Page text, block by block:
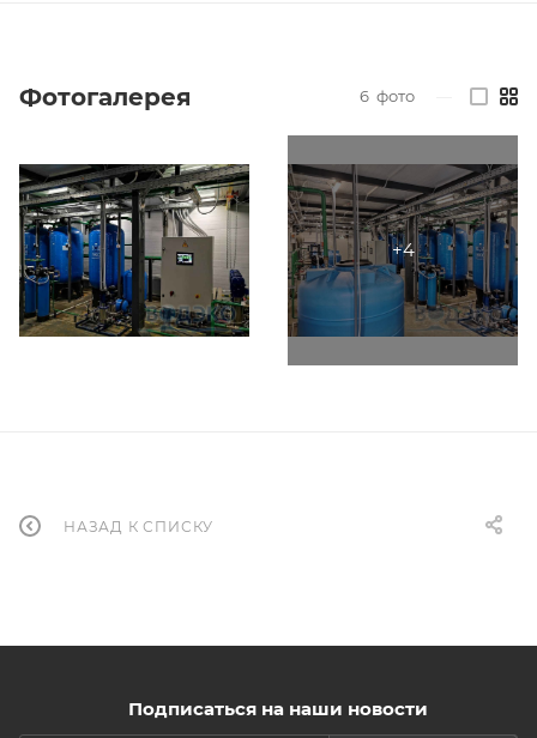
Фотогалерея 6 фото
НАЗАД К СПИСКУ
Подписаться на наши новости